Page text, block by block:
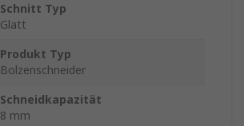
Schnitt Typ
Glatt
Produkt Typ
Bolzenschneider
Schneidkapazität
8 mm